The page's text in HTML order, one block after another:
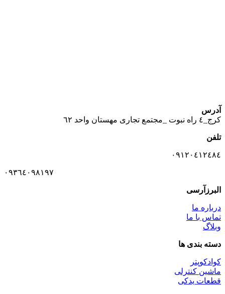
آدرس
كرج_٤ راه نبوت _مجتمع تجارى مهستان واحد ٦٢
تلفن
٠٩١٢٠٤١٢٤٨٤
٠٩٣٦٤٠٩٨١٩٧
البرزآرسی
درباره ما
تماس با ما
وبلاگ
دسته بندی ها
کوادکوپتر
ماشین کنترلی
قطعات یدکی